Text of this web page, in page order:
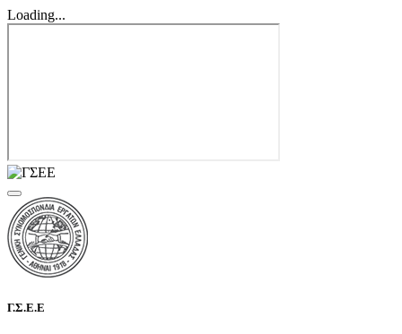
Loading...
Γ.Σ.Ε.Ε